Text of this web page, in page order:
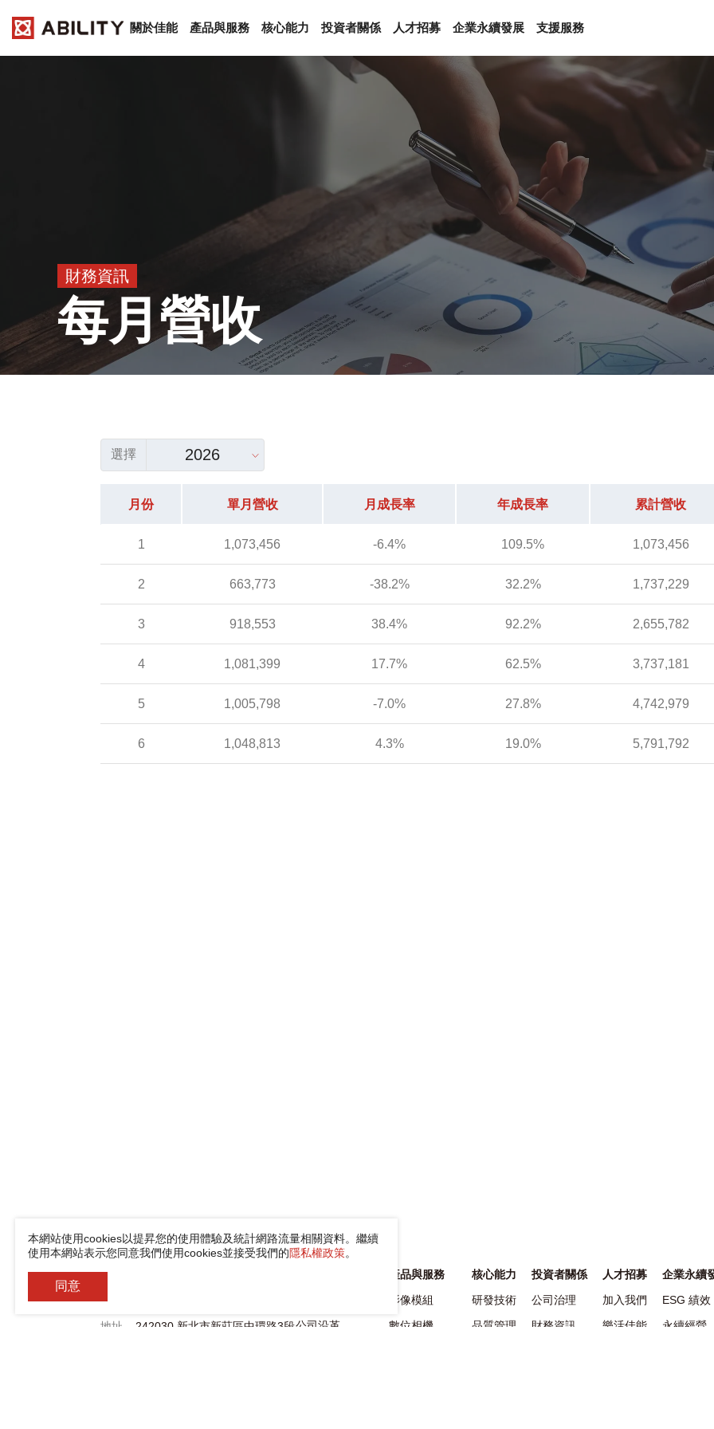
關於佳能 產品與服務 核心能力 投資者關係 人才招募 企業永續發展 支援服務
財務資訊
每月營收
選擇 2026
月份 單月營收 月成長率 年成長率 累計營收
1 1,073,456 -6.4% 109.5% 1,073,456
2 663,773 -38.2% 32.2% 1,737,229
3 918,553 38.4% 92.2% 2,655,782
4 1,081,399 17.7% 62.5% 3,737,181
5 1,005,798 -7.0% 27.8% 4,742,979
6 1,048,813 4.3% 19.0% 5,791,792
佳能企業股份有限公司
電話
傳真
地址
242030 新北市新莊區中環路3段公司沿革
產品與服務
影像模組
數位相機
核心能力
研發技術
品質管理
投資者關係
公司治理
財務資訊
人才招募
加入我們
樂活佳能
企業永續
ESG 績效
永續經營
本網站使用cookies以提昇您的使用體驗及統計網路流量相關資料。繼續
使用本網站表示您同意我們使用cookies並接受我們的隱私權政策。
同意